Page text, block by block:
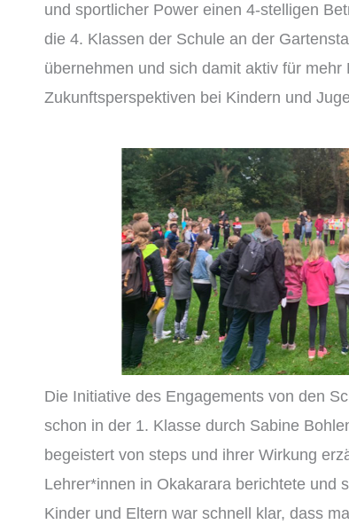
und sportlicher Power einen 4-stelligen
die 4. Klassen der Schule an der
übernehmen und sich damit aktiv für mehr
Zukunftsperspektiven bei Kindern und
Die Initiative des Engagements von den
schon in der 1. Klasse durch Sabine
begeistert von steps und ihrer Wirkung
Lehrer*innen in Okakarara berichtete und
Kinder und Eltern war schnell klar, dass